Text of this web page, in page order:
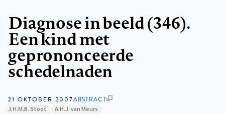
Diagnose in beeld (346).
Een kind met
geprononceerde
schedelnaden
21 OKTOBER 2007ABSTRACT
J.H.M.B. Stoot A.H.J. van Meurs